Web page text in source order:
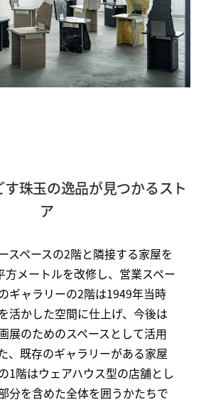
珠玉の逸品が見つかるスト
ア
スペースの2階と隣接する家屋を
方メートルを改修し、営業スペー
ギャラリーの2階は1949年当時
活かした空間に仕上げ、今後は
展のためのスペースとして活用
、既存のギャラリーがある家屋
1階はウェアハウス型の店舗とし
分を含めた全体を囲うかたちで